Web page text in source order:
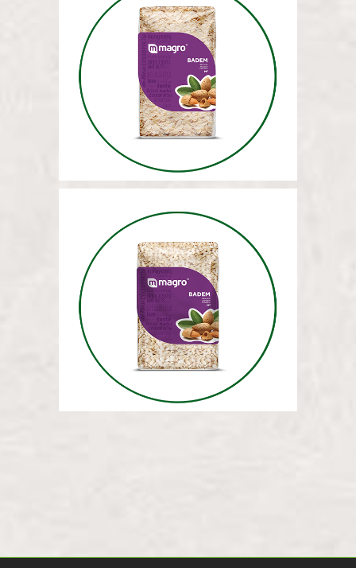
МИНДАЛЬ (НАРЕЗАННЫЙ) 5
КГ
МИНДАЛЬ (РУБЛЕНЫЙ) 5 КГ